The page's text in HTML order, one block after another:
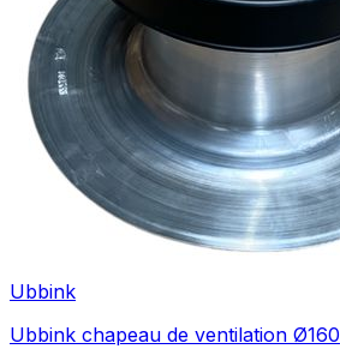
Ubbink
Ubbink chapeau de ventilation Ø160